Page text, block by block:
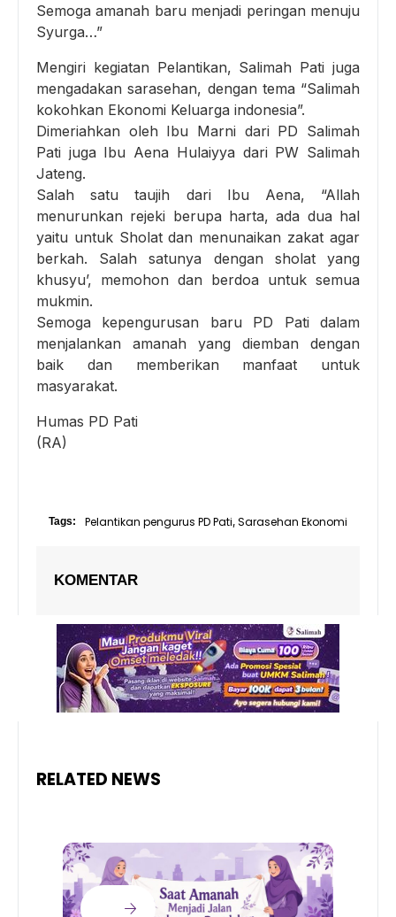
Semoga amanah baru menjadi peringan menuju
Syurga…”
Mengiri kegiatan Pelantikan, Salimah Pati juga
mengadakan sarasehan, dengan tema “Salimah
kokohkan Ekonomi Keluarga indonesia”.
Dimeriahkan oleh Ibu Marni dari PD Salimah
Pati juga Ibu Aena Hulaiyya dari PW Salimah
Jateng.
Salah satu taujih dari Ibu Aena, “Allah
menurunkan rejeki berupa harta, ada dua hal
yaitu untuk Sholat dan menunaikan zakat agar
berkah. Salah satunya dengan sholat yang
khusyu’, memohon dan berdoa untuk semua
mukmin.
Semoga kepengurusan baru PD Pati dalam
menjalankan amanah yang diemban dengan
baik dan memberikan manfaat untuk
masyarakat.
Humas PD Pati
(RA)
Tags: Pelantikan pengurus PD Pati, Sarasehan Ekonomi
KOMENTAR
RELATED NEWS